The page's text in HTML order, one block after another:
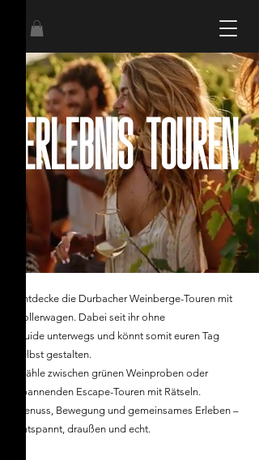
erlebnis touren
Entdecke die Durbacher Weinberge-Touren mit
Bollerwagen. Dabei seit ihr ohne
Guide unterwegs und könnt somit euren Tag
selbst gestalten.
Wähle zwischen grünen Weinproben oder
spannenden Escape-Touren mit Rätseln.
Genuss, Bewegung und gemeinsames Erleben –
entspannt, draußen und echt.